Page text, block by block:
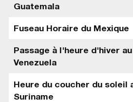
Guatemala
Fuseau Horaire du Mexique
Passage à l'heure d'hiver au
Venezuela
Heure du coucher du soleil
Suriname